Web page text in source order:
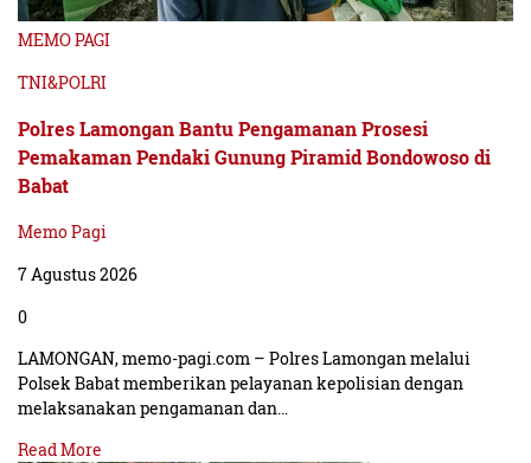
MEMO PAGI
TNI&POLRI
Polres Lamongan Bantu Pengamanan Prosesi
Pemakaman Pendaki Gunung Piramid Bondowoso di
Babat
Memo Pagi
7 Agustus 2026
0
LAMONGAN, memo-pagi.com – Polres Lamongan melalui
Polsek Babat memberikan pelayanan kepolisian dengan
melaksanakan pengamanan dan…
Read More